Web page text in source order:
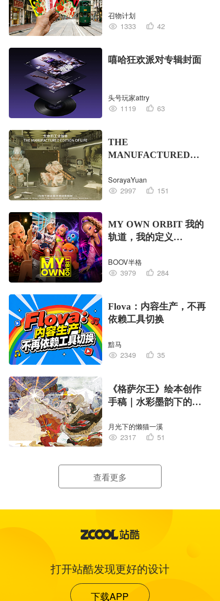
召物计划
1333
42
嘻哈狂欢派对专辑封面
头号玩家attry
1119
63
THE
MANUFACTURED
的工业版本
SorayaYuan
2997
151
MY OWN ORBIT 我的
轨道，我的定义
对
BOOV半格
3979
284
Flova：内容生产，不再
依赖工具切换
黯马
2349
35
《格萨尔王》绘本创作
手稿｜水彩墨韵下的史
月光下的懒猫一溪
2317
51
查看更多
打开站酷发现更好的设计
下载APP